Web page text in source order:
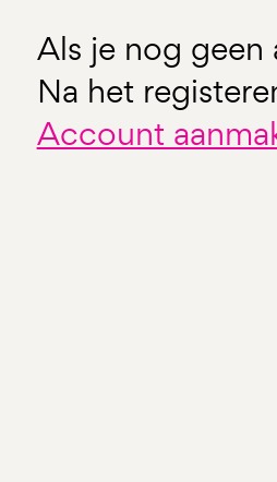
Als je nog geen
Na het
Account